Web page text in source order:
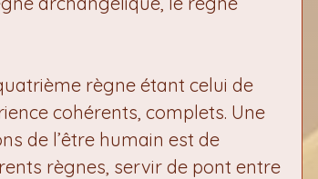
règne étant celui de
cohérents, complets. Une
de l’être humain est de
règnes, servir de pont entre